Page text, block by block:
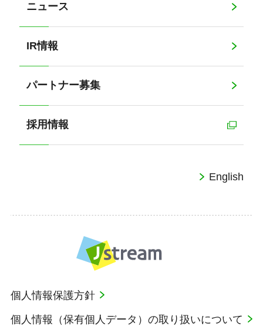
ニュース
IR情報
パートナー募集
採用情報
English
個人情報保護方針
個人情報（保有個人データ）の取り扱いについて